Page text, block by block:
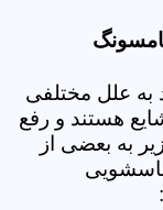
علل مختلفی
هستند و رفع
به بعضی از